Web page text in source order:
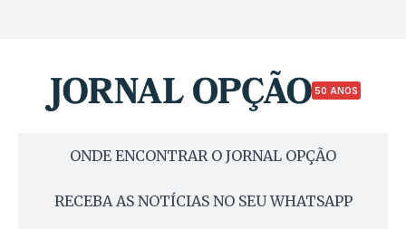
50 ANOS
ONDE ENCONTRAR O JORNAL OPÇÃO
RECEBA AS NOTÍCIAS NO SEU WHATSAPP